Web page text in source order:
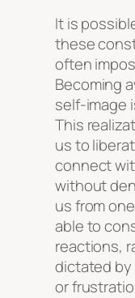
It is
these
often
Becoming
self-image
This
us to
connect
without
us from
able to
reactions,
dictated by
or